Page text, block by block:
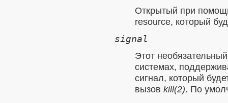
Открытый при
resource, который
signal
Этот
системах,
сигнал, который
вызов kill(2). По